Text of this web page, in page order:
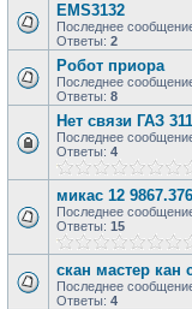
EMS3132
Последнее
Ответы: 2
Робот приора
Последнее
Ответы: 8
Нет связи ГАЗ
Последнее
Ответы: 4
микас 12
Последнее
Ответы: 15
скан мастер кан
Последнее
Ответы: 4